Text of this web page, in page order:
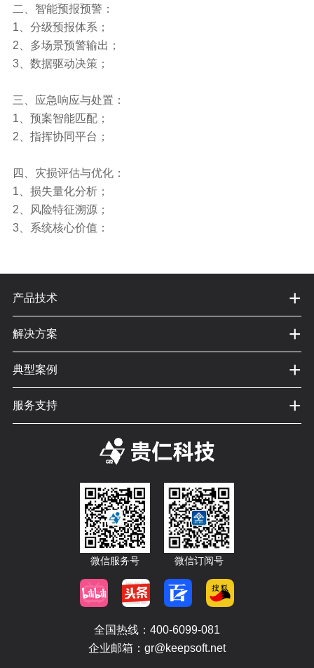
二、智能预报预警：
1、分级预报体系；
2、多场景预警输出；
3、数据驱动决策；
三、应急响应与处置：
1、预案智能匹配；
2、指挥协同平台；
四、灾损评估与优化：
1、损失量化分析；
2、风险特征溯源；
3、系统核心价值：
产品技术 +
解决方案 +
典型案例 +
服务支持 +
微信服务号 微信订阅号
全国热线：400-6099-081
企业邮箱：gr@keepsoft.net